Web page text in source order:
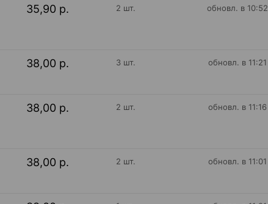
35,90 р. 2 шт. обновл. в 10:52
38,00 р. 3 шт. обновл. в 11:21
38,00 р. 2 шт. обновл. в 11:16
38,00 р. 2 шт. обновл. в 11:01